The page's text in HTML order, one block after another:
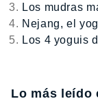
Los mudras
Nejang, el
Los 4 yoguis
Lo más leído